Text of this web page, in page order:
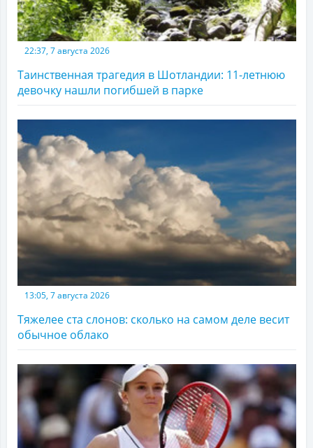
22:37, 7 августа 2026
Таинственная трагедия в Шотландии: 11-летнюю
девочку нашли погибшей в парке
13:05, 7 августа 2026
Тяжелее ста слонов: сколько на самом деле весит
обычное облако